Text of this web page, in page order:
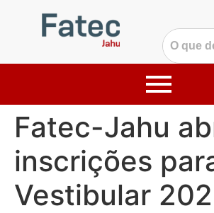
Fatec-Jahu
inscrições
Vestibular